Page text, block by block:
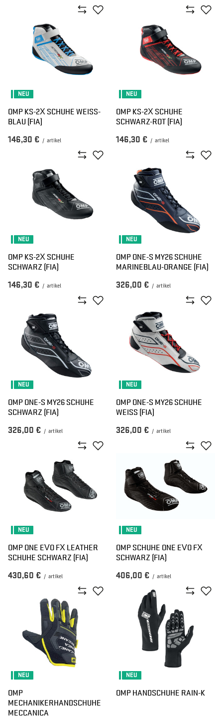
NEU
OMP KS-2X SCHUHE WEISS-B
LAU (FIA)
146,30 € / artikel
NEU
OMP KS-2X SCHUHE
SCHWARZ-ROT (FIA)
146,30 € / artikel
NEU
OMP KS-2X SCHUHE
SCHWARZ (FIA)
146,30 € / artikel
NEU
OMP ONE-S MY26 SCHUHE
MARINEBLAU-ORANGE (FIA)
326,00 € / artikel
NEU
OMP ONE-S MY26 SCHUHE
SCHWARZ (FIA)
326,00 € / artikel
NEU
OMP ONE-S MY26 SCHUHE
WEISS (FIA)
326,00 € / artikel
NEU
OMP ONE EVO FX LEATHER
SCHUHE SCHWARZ (FIA)
430,60 € / artikel
NEU
OMP SCHUHE ONE EVO FX
SCHWARZ (FIA)
406,00 € / artikel
NEU
OMP
MECHANIKERHANDSCHUHE
MECCANICA
NEU
OMP HANDSCHUHE RAIN-K